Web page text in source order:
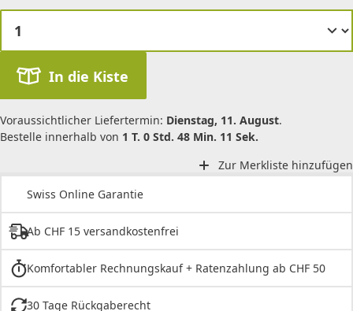
In die Kiste
Voraussichtlicher Liefertermin: Dienstag, 11. August.
Bestelle innerhalb von 1 T. 0 Std. 48 Min. 11 Sek.
Zur Merkliste hinzufügen
Swiss Online Garantie
Ab CHF 15 versandkostenfrei
Komfortabler Rechnungskauf + Ratenzahlung ab CHF 50
30 Tage Rückgaberecht